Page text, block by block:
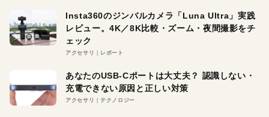
Insta360のジンバルカメラ「Luna Ultra」実践
レビュー。4K／8K比較・ズーム・夜間撮影をチ
ェック
アクセサリ レポート
あなたのUSB-Cポートは大丈夫？ 認識しない・
充電できない原因と正しい対策
アクセサリ テクノロジー